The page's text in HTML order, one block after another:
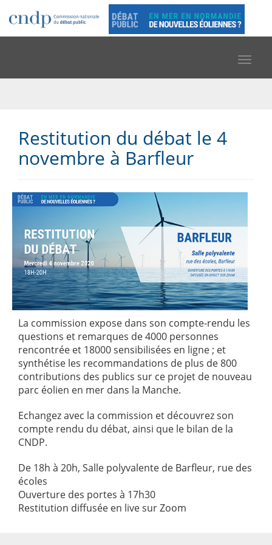
Toggle
Restitution du débat le 4
novembre à Barfleur
La commission expose dans son compte-rendu les
questions et remarques de 4000 personnes
rencontrée et 18000 sensibilisées en ligne ; et
synthétise les recommandations de plus de 800
contributions des publics sur ce projet de nouveau
parc éolien en mer dans la Manche.
Echangez avec la commission et découvrez son
compte rendu du débat, ainsi que le bilan de la
CNDP.
De 18h à 20h, Salle polyvalente de Barfleur, rue des
écoles
Ouverture des portes à 17h30
Restitution diffusée en live sur Zoom